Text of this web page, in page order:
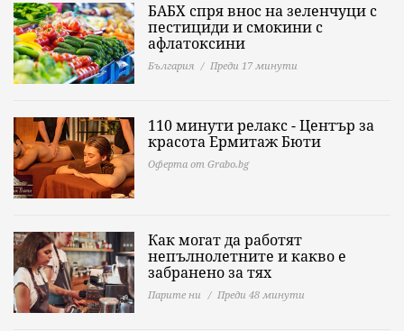
БАБХ спря внос на зеленчуци с
пестициди и смокини с
афлатоксини
България Преди 17 минути
110 минути релакс - Център за
красота Ермитаж Бюти
Оферта от Grabo.bg
Как могат да работят
непълнолетните и какво е
забранено за тях
Парите ни Преди 48 минути